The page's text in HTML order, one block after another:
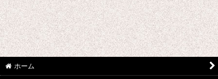
ウマ娘プリティーダービー
あんさんぶるスターズ
IdentityV
ホーム